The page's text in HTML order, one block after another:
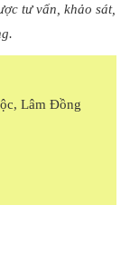
tư vấn, khảo sát,
Lâm Đồng